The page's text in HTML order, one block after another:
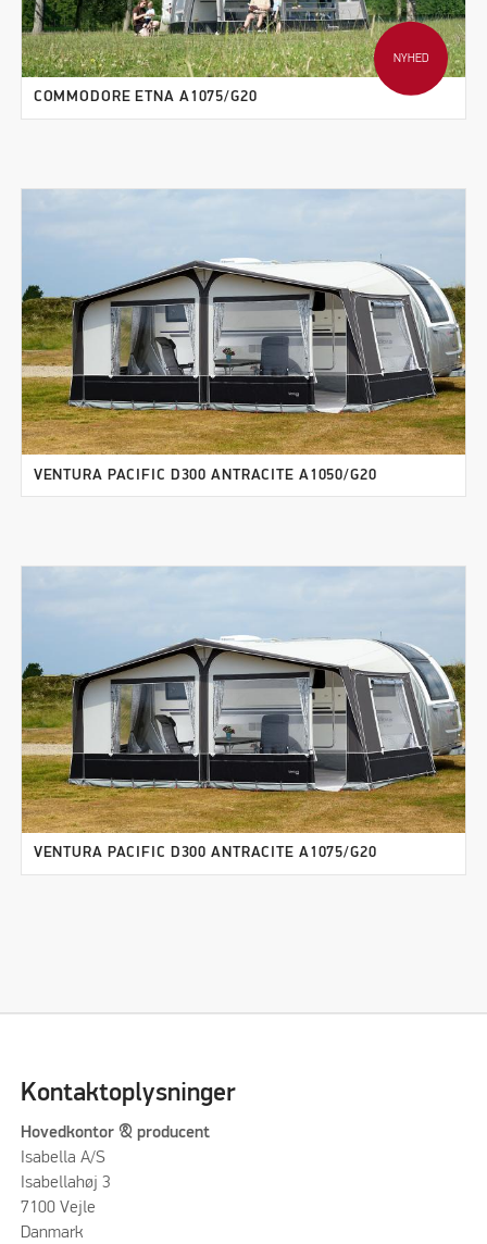
NYHED
COMMODORE ETNA A1075/G20
VENTURA PACIFIC D300 ANTRACITE A1050/G20
VENTURA PACIFIC D300 ANTRACITE A1075/G20
Kontaktoplysninger
Hovedkontor & producent
Isabella A/S
Isabellahøj 3
7100 Vejle
Danmark